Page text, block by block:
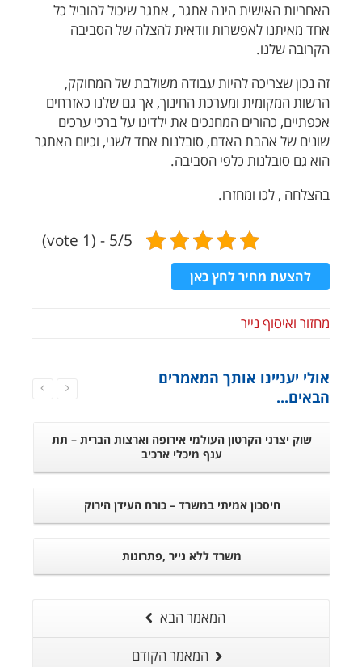
האחריות האישית הינה אתגר , אתגר שיכול להוביל כל
אחד מאיתנו לאפשרות וודאית להצלה של הסביבה
הקרובה שלנו.
זה נכון שצריכה להיות עבודה משולבת של המחוקק,
הרשות המקומית ומערכת החינוך, אך גם שלנו כאזרחים
אכפתיים, כהורים המחנכים את ילדינו על ברכי ערכים
שונים של אהבת האדם, סובלנות אחד לשני, וכיום האתגר
הוא גם סובלנות כלפי הסביבה.
בהצלחה , לכו ומחזרו.
5/5 - (1 vote)
להצעת מחיר לחץ כאן
מחזור ואיסוף נייר
אולי יעניינו אותך המאמרים
הבאים...
שוק יצרני הקרטון העולמי אירופה וארצות הברית – תת
ענף מיכלי ארכיב
חיסכון אמיתי במשרד – כורח העידן הירוק
משרד ללא נייר ,פתרונות
המאמר הבא
המאמר הקודם